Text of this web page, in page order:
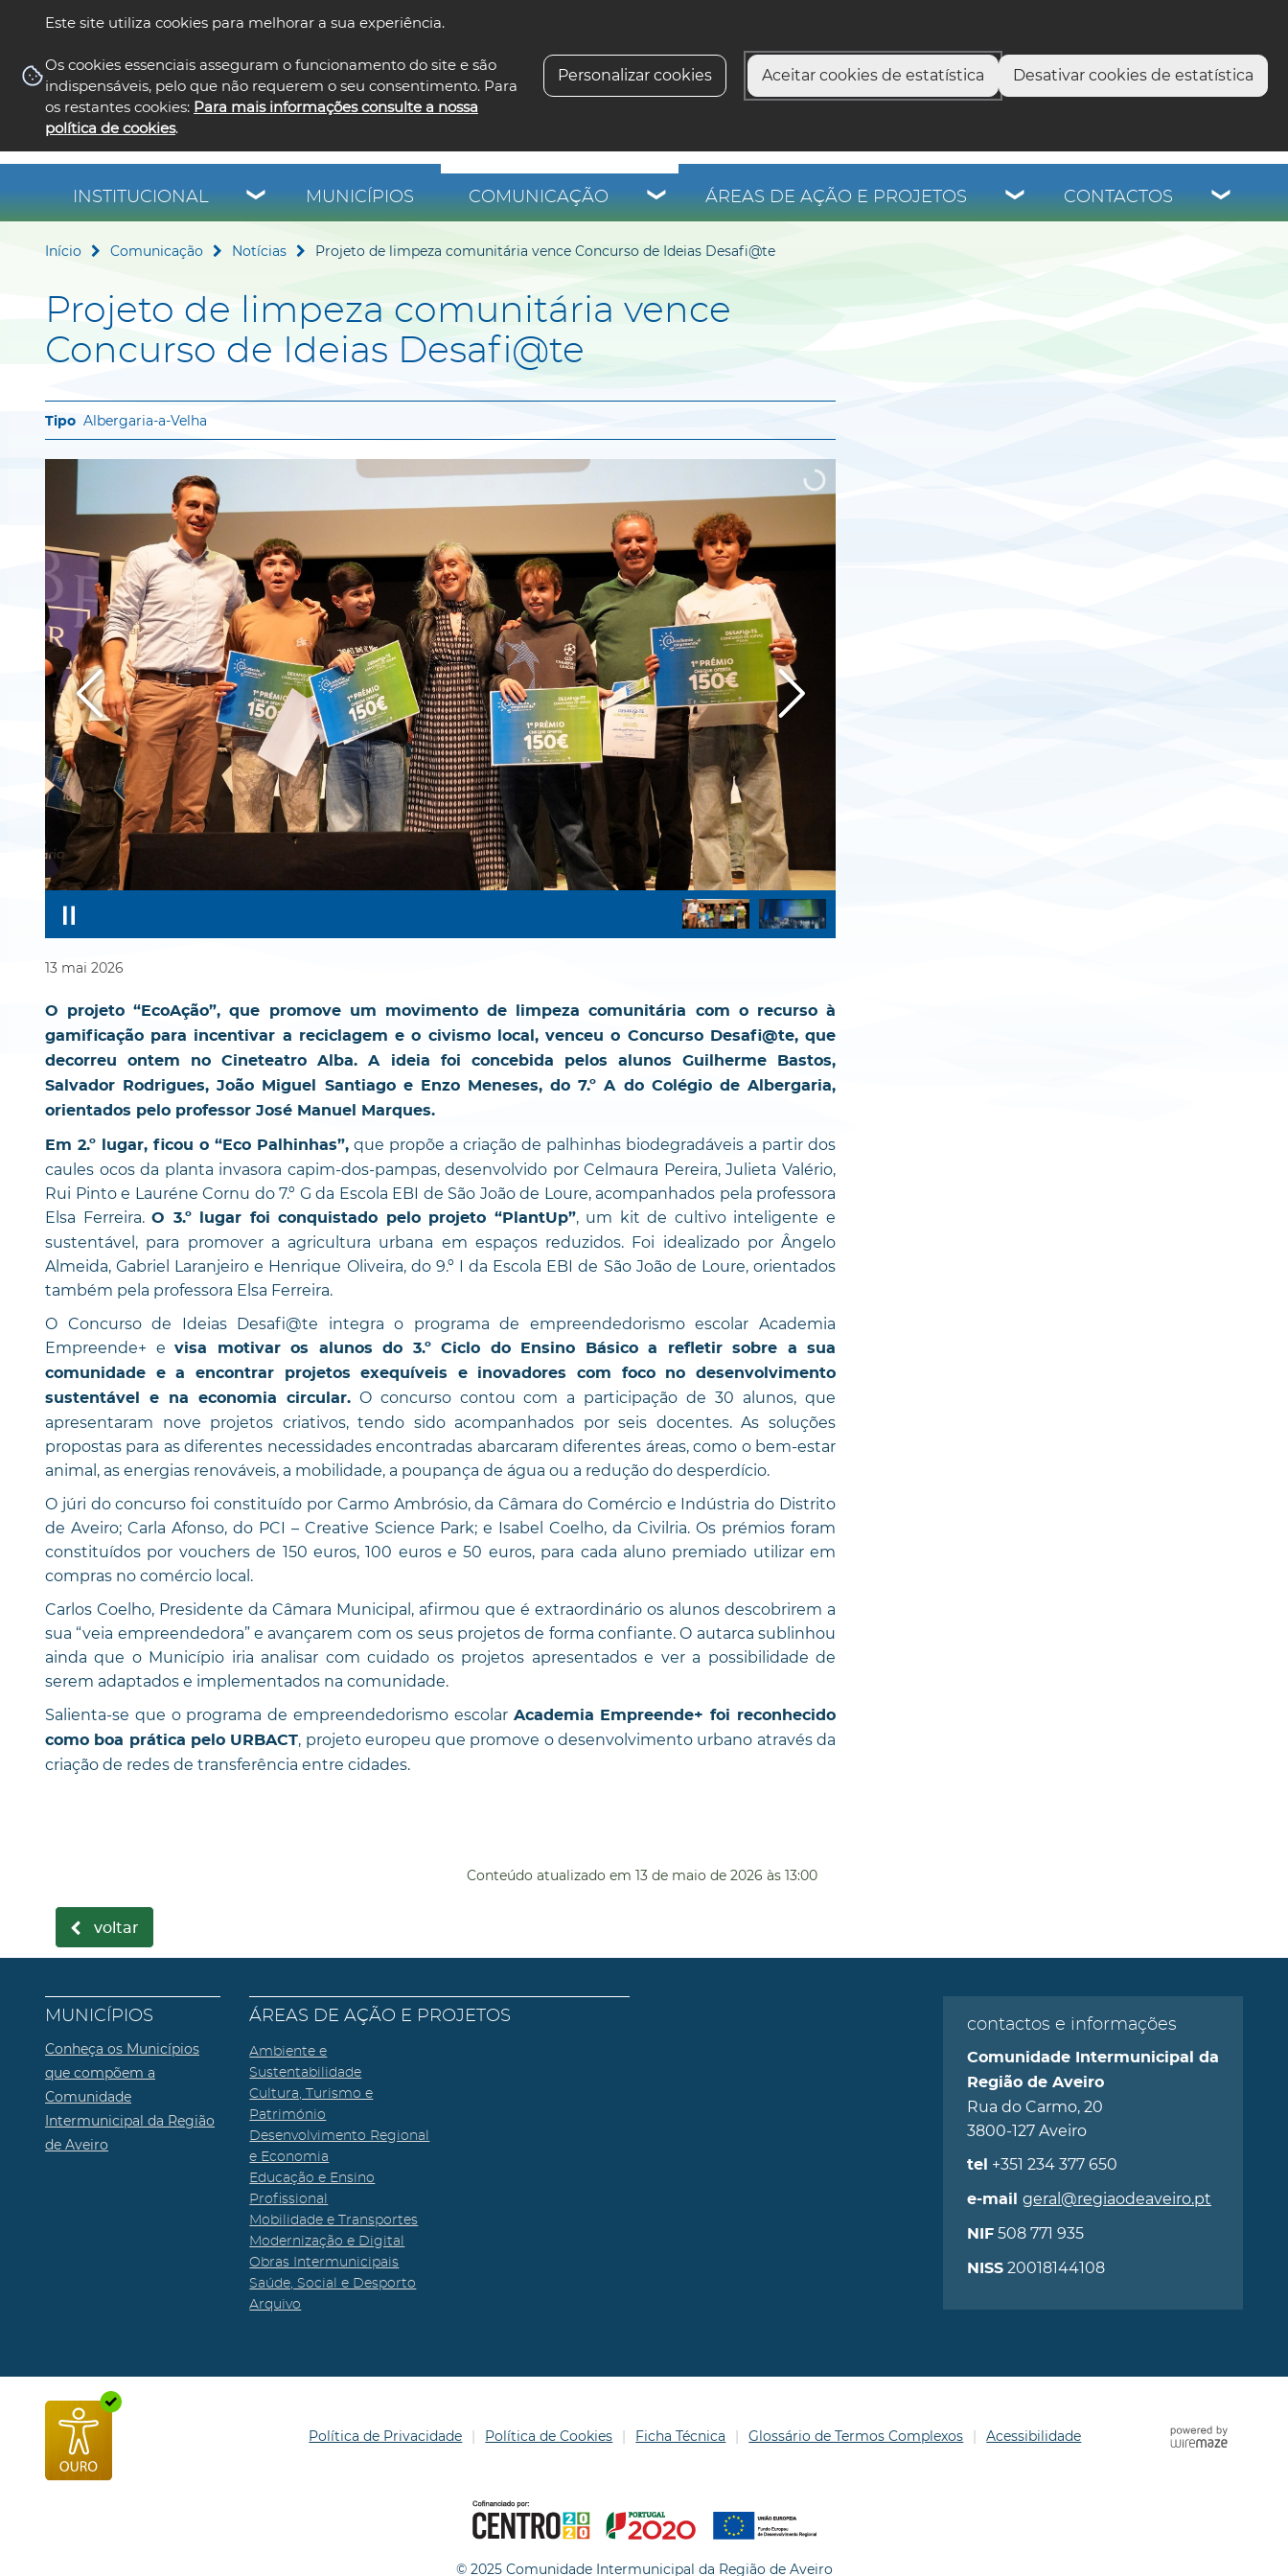
Este site utiliza cookies para melhorar a sua experiência.
Os cookies essenciais asseguram o funcionamento do site e são
indispensáveis, pelo que não requerem o seu consentimento. Para
os restantes cookies: Para mais informações consulte a nossa
política de cookies.
Personalizar cookies Aceitar cookies de estatística Desativar cookies de estatística
INSTITUCIONAL MUNICÍPIOS COMUNICAÇÃO ÁREAS DE AÇÃO E PROJETOS CONTACTOS
Início Comunicação Notícias Projeto de limpeza comunitária vence Concurso de Ideias Desafi@te
Projeto de limpeza comunitária vence
Concurso de Ideias Desafi@te
Albergaria-a-Velha
13 mai 2026
O projeto “EcoAção”, que promove um movimento de limpeza comunitária com o recurso à
gamificação para incentivar a reciclagem e o civismo local, venceu o Concurso Desafi@te, que
decorreu ontem no Cineteatro Alba. A ideia foi concebida pelos alunos Guilherme Bastos,
Salvador Rodrigues, João Miguel Santiago e Enzo Meneses, do 7.º A do Colégio de Albergaria,
orientados pelo professor José Manuel Marques.
Em 2.º lugar, ficou o “Eco Palhinhas”, que propõe a criação de palhinhas biodegradáveis a partir dos
caules ocos da planta invasora capim-dos-pampas, desenvolvido por Celmaura Pereira, Julieta Valério,
Rui Pinto e Lauréne Cornu do 7.º G da Escola EBI de São João de Loure, acompanhados pela professora
Elsa Ferreira.O 3.º lugar foi conquistado pelo projeto “PlantUp”, um kit de cultivo inteligente e
sustentável, para promover a agricultura urbana em espaços reduzidos. Foi idealizado por Ângelo
Almeida, Gabriel Laranjeiro e Henrique Oliveira, do 9.º I da Escola EBI de São João de Loure, orientados
também pela professora Elsa Ferreira.
O Concurso de Ideias Desafi@te integra o programa de empreendedorismo escolar Academia
Empreende+ e visa motivar os alunos do 3.º Ciclo do Ensino Básico a refletir sobre a sua
comunidade e a encontrar projetos exequíveis e inovadores com foco no desenvolvimento
sustentável e na economia circular.O concurso contou com a participação de 30 alunos, que
apresentaram nove projetos criativos, tendo sido acompanhados por seis docentes. As soluções
propostas para as diferentes necessidades encontradas abarcaram diferentes áreas, como o bem-estar
animal, as energias renováveis, a mobilidade, a poupança de água ou a redução do desperdício.
O júri do concurso foi constituído por Carmo Ambrósio, da Câmara do Comércio e Indústria do Distrito
de Aveiro; Carla Afonso, do PCI – Creative Science Park; e Isabel Coelho, da Civilria. Os prémios foram
constituídos por vouchers de 150 euros, 100 euros e 50 euros, para cada aluno premiado utilizar em
compras no comércio local.
Carlos Coelho, Presidente da Câmara Municipal, afirmou que é extraordinário os alunos descobrirem a
sua “veia empreendedora” e avançarem com os seus projetos de forma confiante. O autarca sublinhou
ainda que o Município iria analisar com cuidado os projetos apresentados e ver a possibilidade de
serem adaptados e implementados na comunidade.
Salienta-se que o programa de empreendedorismo escolar Academia Empreende+ foi reconhecido
como boa prática pelo URBACT, projeto europeu que promove o desenvolvimento urbano através da
criação de redes de transferência entre cidades.
Conteúdo atualizado em 13 de maio de 2026 às 13:00
voltar
MUNICÍPIOS
Conheça os Municípios
que compõem a
Comunidade
Intermunicipal da Região
de Aveiro
ÁREAS DE AÇÃO E PROJETOS
Ambiente e
Sustentabilidade
Cultura, Turismo e
Património
Desenvolvimento Regional
e Economia
Educação e Ensino
Profissional
Mobilidade e Transportes
Modernização e Digital
Obras Intermunicipais
Saúde, Social e Desporto
Arquivo
contactos e informações
Comunidade Intermunicipal da
Região de Aveiro
Rua do Carmo, 20
3800-127 Aveiro
tel +351 234 377 650
e-mail geral@regiaodeaveiro.pt
NIF508 771 935
NISS20018144108
Política de Privacidade Política de Cookies Ficha Técnica Glossário de Termos Complexos Acessibilidade
© 2025 Comunidade Intermunicipal da Região de Aveiro